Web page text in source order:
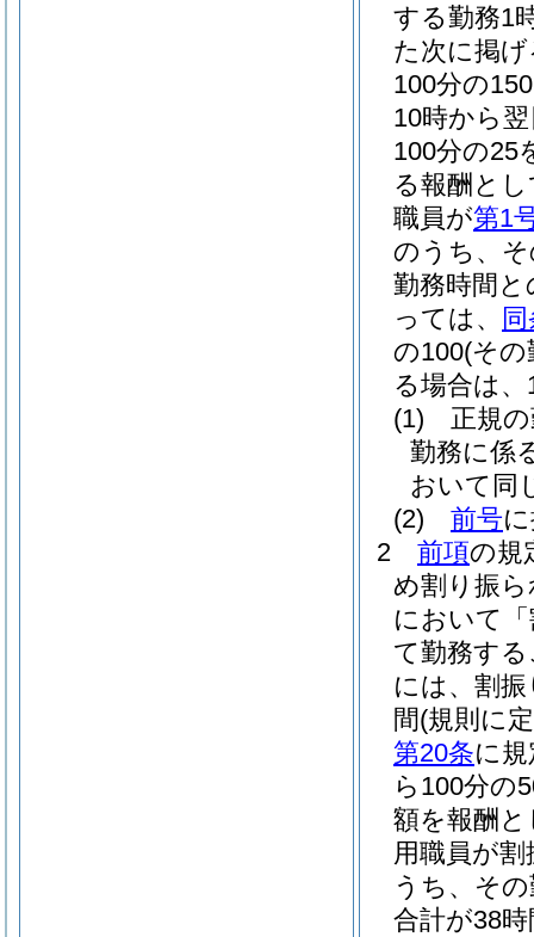
する勤務1
た次に掲
100分の
10時から
100分の25
る報酬と
職員が第1
のうち、
勤務時間
っては、
の100(その
る場合は
(1)
正規
勤務に係
おいて同
(2)
前号
2
前項の規
め割り振
において
て勤務す
には、割
間(規則に
第20条に
ら100分の
額を報酬
用職員が
うち、そ
合計が38